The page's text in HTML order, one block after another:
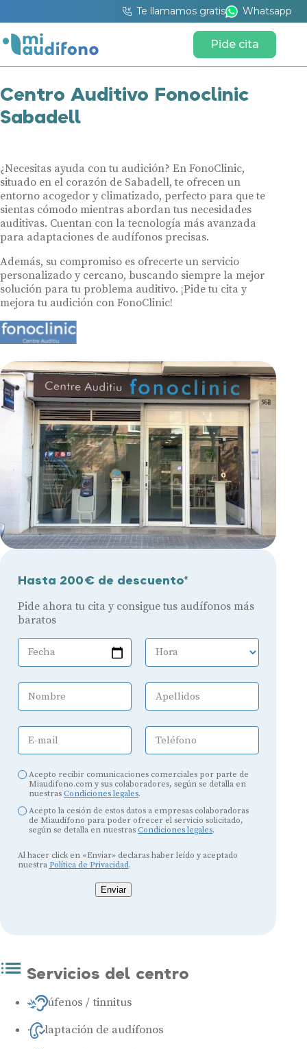
Te llamamos gratis Whatsapp
Pide cita
Centro Auditivo Fonoclinic
Sabadell
¿Necesitas ayuda con tu audición? En FonoClinic,
situado en el corazón de Sabadell, te ofrecen un
entorno acogedor y climatizado, perfecto para que te
sientas cómodo mientras abordan tus necesidades
auditivas. Cuentan con la tecnología más avanzada
para adaptaciones de audífonos precisas.
Además, su compromiso es ofrecerte un servicio
personalizado y cercano, buscando siempre la mejor
solución para tu problema auditivo. ¡Pide tu cita y
mejora tu audición con FonoClinic!
Hasta 200€ de descuento*
Pide ahora tu cita y consigue tus audífonos más
baratos
Fecha Hora
Nombre Apellidos
E-mail Teléfono
Acepto recibir comunicaciones comerciales por parte de
Miaudifono.com y sus colaboradores, según se detalla en
nuestras Condiciones legales.
Acepto la cesión de estos datos a empresas colaboradoras
de Miaudífono para poder ofrecer el servicio solicitado,
según se detalla en nuestras Condiciones legales.
Al hacer click en «Enviar» declaras haber leído y aceptado
nuestra Política de Privacidad.
Enviar
Servicios del centro
Acúfenos / tinnitus
Adaptación de audífonos